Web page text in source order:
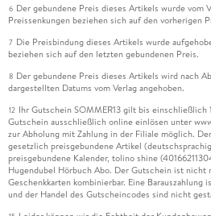
6 Der gebundene Preis dieses Artikels wurde vom
Preissenkungen beziehen sich auf den vorherigen
7 Die Preisbindung dieses Artikels wurde
beziehen sich auf den letzten gebundenen Preis.
8 Der gebundene Preis dieses Artikels wird nach
dargestellten Datums vom Verlag angehoben.
12 Ihr Gutschein SOMMER13 gilt bis einschließlich
Gutschein ausschließlich online einlösen unter
zur Abholung mit Zahlung in der Filiale möglich.
gesetzlich preisgebundene Artikel
preisgebundene Kalender, tolino shine
Hugendubel Hörbuch Abo. Der Gutschein ist nicht
Geschenkkarten kombinierbar. Eine
und der Handel des Gutscheincodes sind nicht